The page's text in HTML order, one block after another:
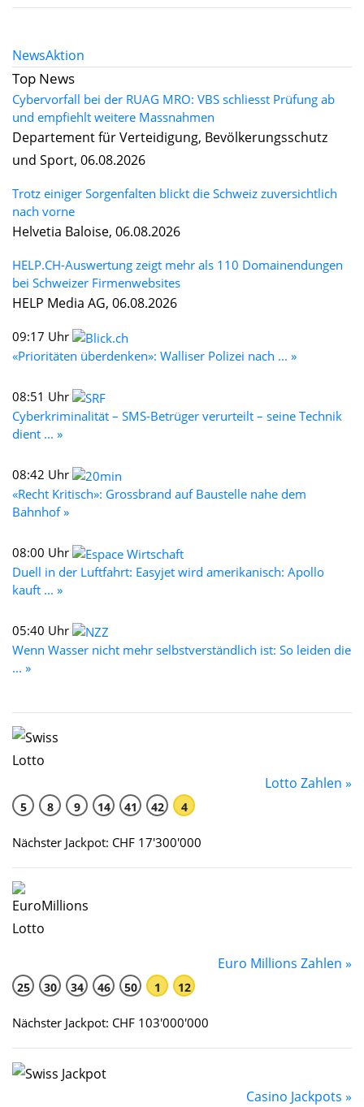
NewsAktion
Top News
Cybervorfall bei der RUAG MRO: VBS schliesst Prüfung ab
und empfiehlt weitere Massnahmen
Departement für Verteidigung, Bevölkerungsschutz
und Sport, 06.08.2026
Trotz einiger Sorgenfalten blickt die Schweiz zuversichtlich
nach vorne
Helvetia Baloise, 06.08.2026
HELP.CH-Auswertung zeigt mehr als 110 Domainendungen
bei Schweizer Firmenwebsites
HELP Media AG, 06.08.2026
09:17 Uhr
«Prioritäten überdenken»: Walliser Polizei nach ... »
08:51 Uhr
Cyberkriminalität – SMS-Betrüger verurteilt – seine Technik
dient ... »
08:42 Uhr
«Recht Kritisch»: Grossbrand auf Baustelle nahe dem
Bahnhof »
08:00 Uhr
Duell in der Luftfahrt: Easyjet wird amerikanisch: Apollo
kauft ... »
05:40 Uhr
Wenn Wasser nicht mehr selbstverständlich ist: So leiden die
... »
Lotto Zahlen »
5 8 9 14 41 42 4
Nächster Jackpot: CHF 17'300'000
Euro Millions Zahlen »
25 30 34 46 50 1 12
Nächster Jackpot: CHF 103'000'000
Casino Jackpots »